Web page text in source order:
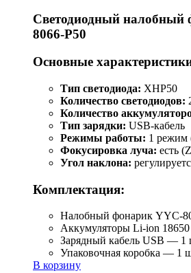
Светодиодный налобный
8066-P50
Основные
Тип светодиода: XHP50
Количество светодиодов:
Количество
Тип зарядки: USB-кабель
Режимы работы: 1 режим
Фокусировка луча: есть
Угол наклона:
Комплектация:
Налобный фонарик YYC-
Аккумуляторы Li-ion
Зарядный кабель USB — 1
Упаковочная коробка — 1
В корзину